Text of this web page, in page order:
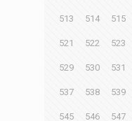
513 514 515
521 522 523
529 530 531
537 538 539
545 546 547